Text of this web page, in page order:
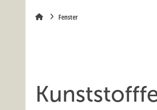
Fenster